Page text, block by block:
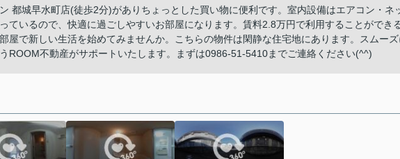
都城早水町店(徒歩2分)がありちょっとした買い物に便利です。室内設備はエアコン・ネ
ているので、快適に過ごしやすいお部屋になります。賃料2.8万円で利用することができ
屋で新しい生活を始めてみませんか。こちらの物件は閑静な住宅地にあります。スムー
ROOM不動産がサポートいたします。まずは0986-51-5410までご連絡ください(^^)